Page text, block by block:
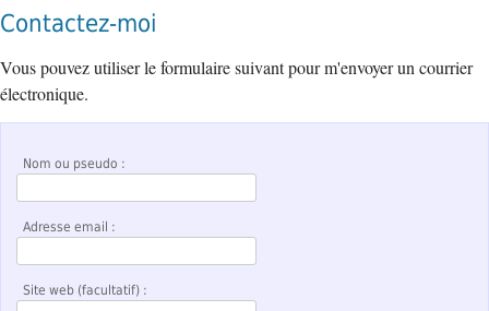
Contactez-moi
Vous pouvez utiliser le formulaire suivant pour m'envoyer un courrier
électronique.
Nom ou pseudo :
Adresse email :
Site web (facultatif) :